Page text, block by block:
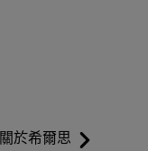
關於希爾思